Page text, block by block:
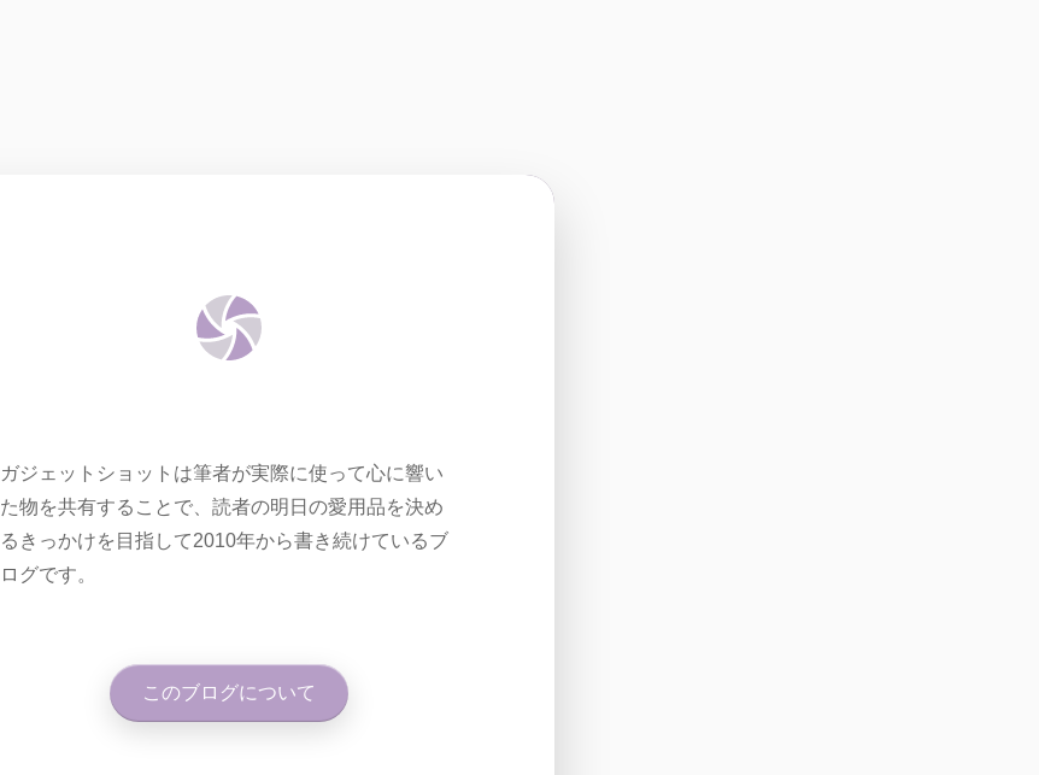
ガジェットショットは筆者が実際に使って心に響い
た物を共有することで、読者の明日の愛用品を決め
るきっかけを目指して2010年から書き続けているブ
ログです。
このブログについて